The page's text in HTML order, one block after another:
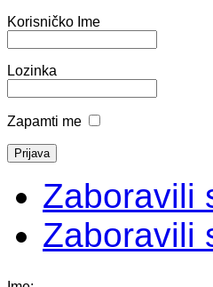
Korisničko Ime
Lozinka
Zapamti me
Zaboravili
Zaboravili